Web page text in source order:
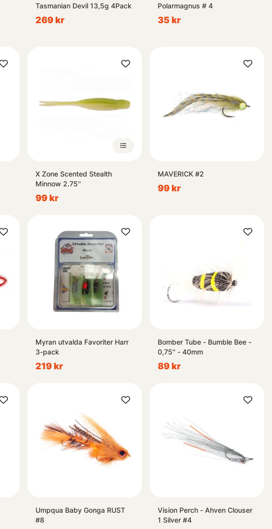
Tasmanian Devil 13,5g 4Pack
269 kr
Polarmagnus # 4
35 kr
X Zone Scented Stealth
Minnow 2.75''
99 kr
MAVERICK #2
99 kr
Myran utvalda Favoriter Harr
3-pack
219 kr
Bomber Tube - Bumble Bee -
0,75'' - 40mm
89 kr
Umpqua Baby Gonga RUST
#8
Vision Perch - Ahven Clouser
1 Silver #4